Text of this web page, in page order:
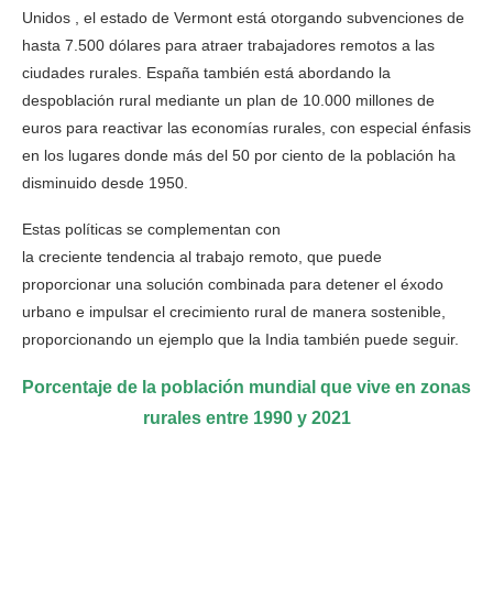
Unidos , el estado de Vermont está otorgando subvenciones de
hasta 7.500 dólares para atraer trabajadores remotos a las
ciudades rurales. España también está abordando la
despoblación rural mediante un plan de 10.000 millones de
euros para reactivar las economías rurales, con especial énfasis
en los lugares donde más del 50 por ciento de la población ha
disminuido desde 1950.
Estas políticas se complementan con
la creciente tendencia al trabajo remoto, que puede
proporcionar una solución combinada para detener el éxodo
urbano e impulsar el crecimiento rural de manera sostenible,
proporcionando un ejemplo que la India también puede seguir.
Porcentaje de la población mundial que vive en zonas
rurales entre 1990 y 2021